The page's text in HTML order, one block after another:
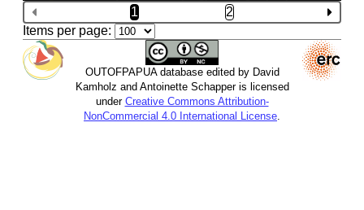
1
2
Items per page:
OUTOFPAPUA database edited by David
Kamholz and Antoinette Schapper is licensed
under Creative Commons Attribution-
NonCommercial 4.0 International License.